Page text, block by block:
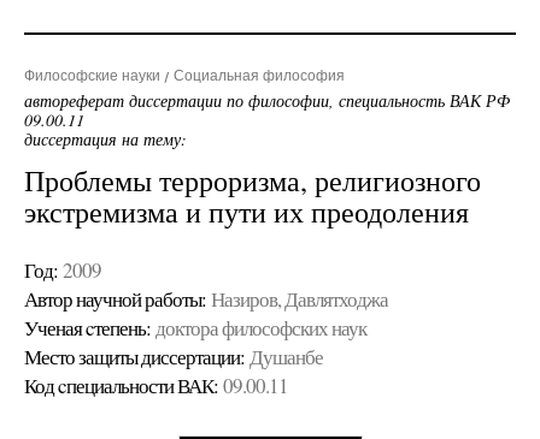
Философские науки Социальная философия
автореферат диссертации по философии, специальность ВАК РФ
09.00.11
диссертация на тему:
Проблемы терроризма, религиозного
экстремизма и пути их преодоления
Год: 2009
Автор научной работы: Назиров, Давлятходжа
Ученая cтепень: доктора философских наук
Место защиты диссертации: Душанбе
Код cпециальности ВАК: 09.00.11